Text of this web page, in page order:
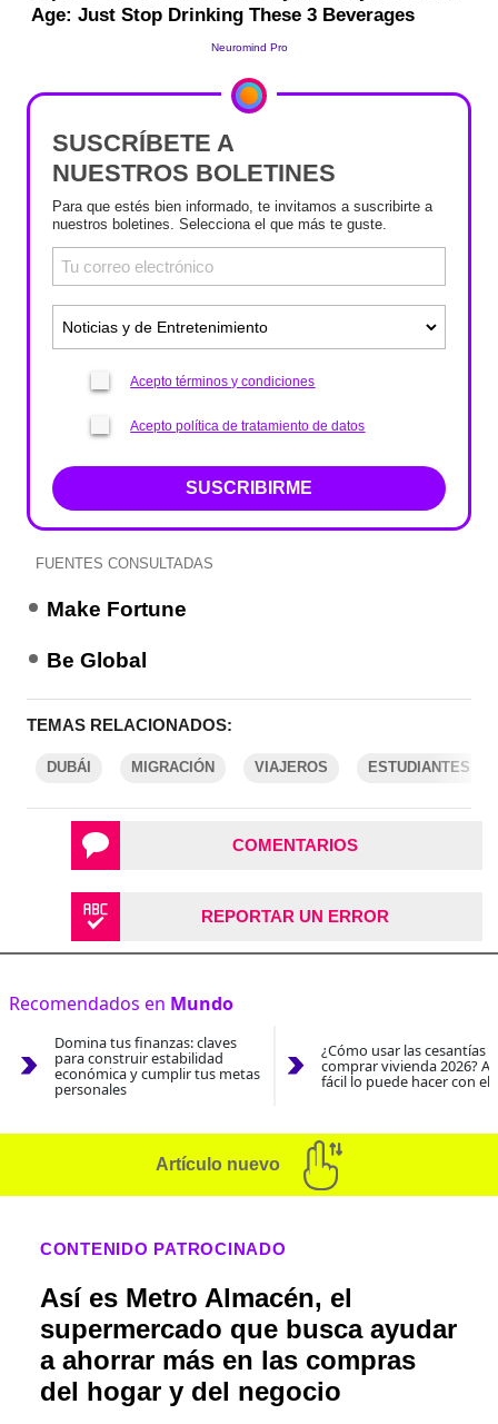
SUSCRÍBETE A
NUESTROS BOLETINES
Para que estés bien informado, te invitamos a suscribirte a
nuestros boletines. Selecciona el que más te guste.
Acepto términos y condiciones
Acepto política de tratamiento de datos
SUSCRIBIRME
FUENTES CONSULTADAS
Make Fortune
Be Global
TEMAS RELACIONADOS:
DUBÁI MIGRACIÓN VIAJEROS ESTUDIANTES
COMENTARIOS
REPORTAR UN ERROR
Recomendados en Mundo
Domina tus finanzas: claves
para construir estabilidad
económica y cumplir tus metas
personales
¿Cómo usar las cesantías
comprar vivienda 2026?
fácil lo puede hacer con el
Artículo nuevo
CONTENIDO PATROCINADO
Así es Metro Almacén, el
supermercado que busca ayudar
a ahorrar más en las compras
del hogar y del negocio